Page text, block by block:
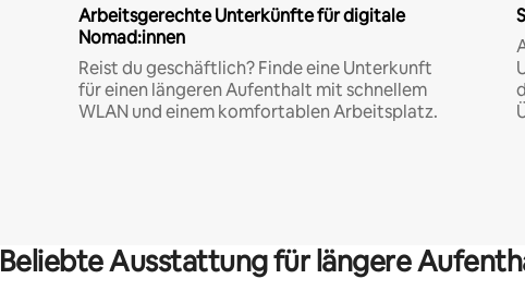
Arbeitsgerechte Unterkünfte für digitale
Nomad:innen
Reist du geschäftlich? Finde eine Unterkunft
für einen längeren Aufenthalt mit schnellem
WLAN und einem komfortablen Arbeitsplatz.
Beliebte Ausstattung für längere